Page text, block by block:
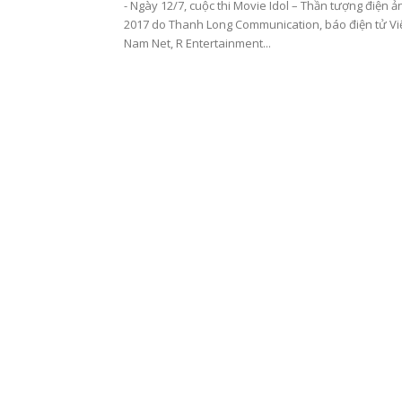
- Ngày 12/7, cuộc thi Movie Idol – Thần tượng điện
2017 do Thanh Long Communication, báo điện tử
Nam Net, R Entertainment...